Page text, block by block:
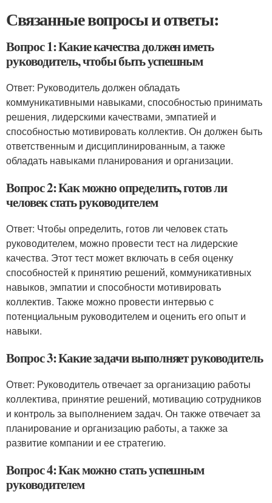
Связанные вопросы и ответы:
Вопрос 1: Какие качества должен иметь
руководитель, чтобы быть успешным
Ответ: Руководитель должен обладать
коммуникативными навыками, способностью принимать
решения, лидерскими качествами, эмпатией и
способностью мотивировать коллектив. Он должен быть
ответственным и дисциплинированным, а также
обладать навыками планирования и организации.
Вопрос 2: Как можно определить, готов ли
человек стать руководителем
Ответ: Чтобы определить, готов ли человек стать
руководителем, можно провести тест на лидерские
качества. Этот тест может включать в себя оценку
способностей к принятию решений, коммуникативных
навыков, эмпатии и способности мотивировать
коллектив. Также можно провести интервью с
потенциальным руководителем и оценить его опыт и
навыки.
Вопрос 3: Какие задачи выполняет руководитель
Ответ: Руководитель отвечает за организацию работы
коллектива, принятие решений, мотивацию сотрудников
и контроль за выполнением задач. Он также отвечает за
планирование и организацию работы, а также за
развитие компании и ее стратегию.
Вопрос 4: Как можно стать успешным
руководителем